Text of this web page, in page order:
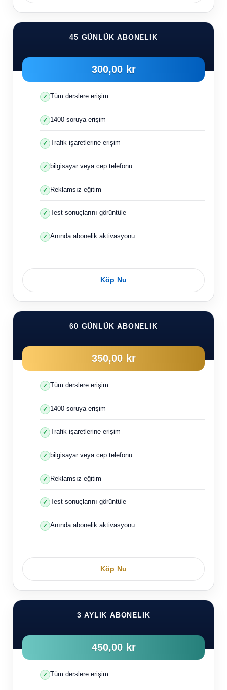
45 GÜNLÜK ABONELIK
300,00 kr
Tüm derslere erişim
1400 soruya erişim
Trafik işaretlerine erişim
bilgisayar veya cep telefonu
Reklamsız eğitim
Test sonuçlarını görüntüle
Anında abonelik aktivasyonu
Köp Nu
60 GÜNLÜK ABONELIK
350,00 kr
Tüm derslere erişim
1400 soruya erişim
Trafik işaretlerine erişim
bilgisayar veya cep telefonu
Reklamsız eğitim
Test sonuçlarını görüntüle
Anında abonelik aktivasyonu
Köp Nu
3 AYLIK ABONELIK
450,00 kr
Tüm derslere erişim